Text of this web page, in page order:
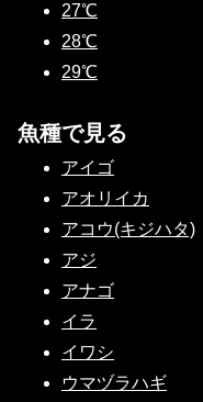
27℃
28℃
29℃
魚種で見る
アイゴ
アオリイカ
アコウ(キジハタ)
アジ
アナゴ
イラ
イワシ
ウマヅラハギ